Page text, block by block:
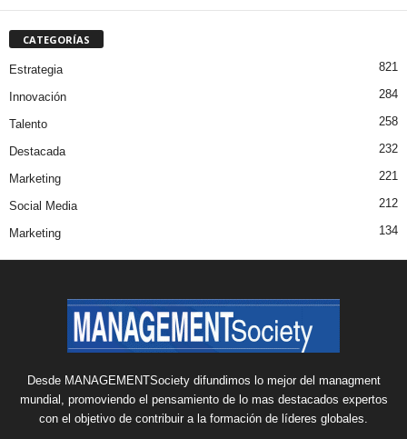
CATEGORÍAS
Estrategia 821
Innovación 284
Talento 258
Destacada 232
Marketing 221
Social Media 212
Marketing 134
Desde MANAGEMENTSociety difundimos lo mejor del managment
mundial, promoviendo el pensamiento de lo mas destacados expertos
con el objetivo de contribuir a la formación de líderes globales.